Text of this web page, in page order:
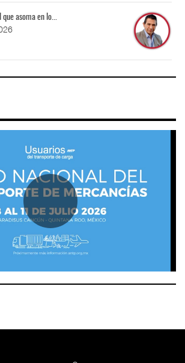
asoma en lo...